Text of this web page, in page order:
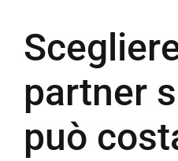
partner
può